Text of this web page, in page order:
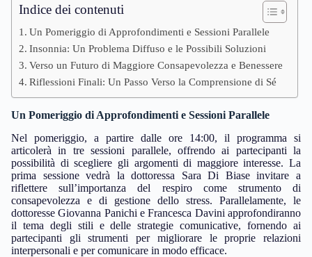
Indice dei contenuti
Un Pomeriggio di Approfondimenti e Sessioni Parallele
Insonnia: Un Problema Diffuso e le Possibili Soluzioni
Verso un Futuro di Maggiore Consapevolezza e Benessere
Riflessioni Finali: Un Passo Verso la Comprensione di Sé
Un Pomeriggio di Approfondimenti e Sessioni Parallele
Nel pomeriggio, a partire dalle ore 14:00, il programma si
articolerà in tre sessioni parallele, offrendo ai partecipanti la
possibilità di scegliere gli argomenti di maggiore interesse. La
prima sessione vedrà la dottoressa Sara Di Biase invitare a
riflettere sull’importanza del respiro come strumento di
consapevolezza e di gestione dello stress. Parallelamente, le
dottoresse Giovanna Panichi e Francesca Davini approfondiranno
il tema degli stili e delle strategie comunicative, fornendo ai
partecipanti gli strumenti per migliorare le proprie relazioni
interpersonali e per comunicare in modo efficace.